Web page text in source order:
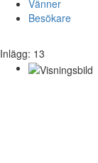
Vänner
Besökare
Inlägg: 13